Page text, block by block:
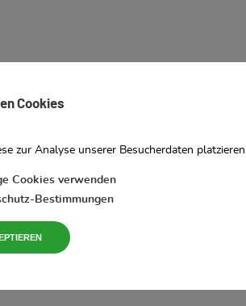
Cookies
zur Analyse unserer Besucherdaten
Cookies verwenden
Bestimmungen